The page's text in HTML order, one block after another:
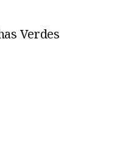
Verdes